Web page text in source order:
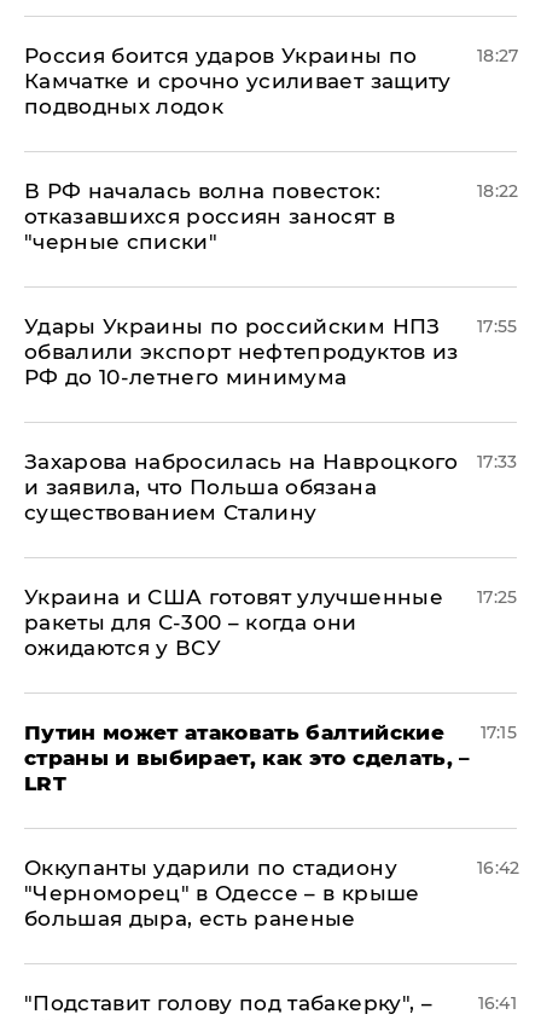
Россия боится ударов Украины по
Камчатке и срочно усиливает защиту
подводных лодок
18:27
​В РФ началась волна повесток:
отказавшихся россиян заносят в
"черные списки"
18:22
Удары Украины по российским НПЗ
обвалили экспорт нефтепродуктов из
РФ до 10-летнего минимума
17:55
​Захарова набросилась на Навроцкого
и заявила, что Польша обязана
существованием Сталину
17:33
Украина и США готовят улучшенные
ракеты для С-300 – когда они
ожидаются у ВСУ
17:25
Путин может атаковать балтийские
страны и выбирает, как это сделать, –
LRT
17:15
Оккупанты ударили по стадиону
"Черноморец" в Одессе – в крыше
большая дыра, есть раненые
16:42
​"Подставит голову под табакерку", –
16:41